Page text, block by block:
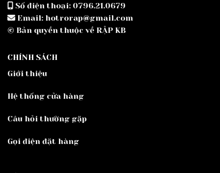
Số điện thoại: 0796.21.0679
Email: hotrorap@gmail.com
© Bản quyền thuộc về RẬP KB
CHÍNH SÁCH
Giới thiệu
Hệ thống cửa hàng
Câu hỏi thường gặp
Gọi điện đặt hàng